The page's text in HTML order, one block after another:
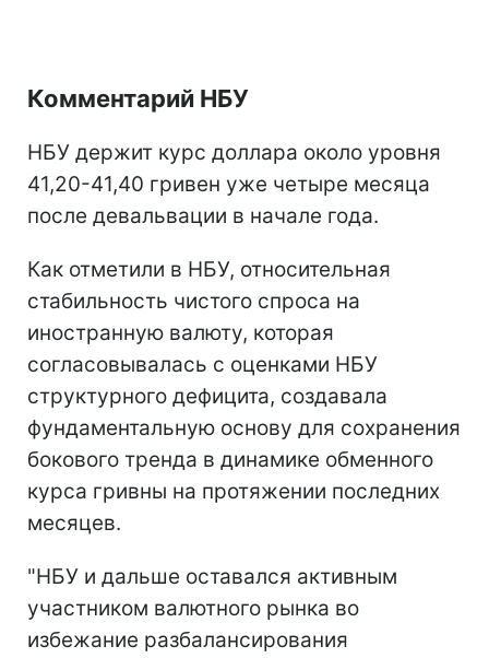
Комментарий НБУ
НБУ держит курс доллара около уровня
41,20-41,40 гривен уже четыре месяца
после девальвации в начале года.
Как отметили в НБУ, относительная
стабильность чистого спроса на
иностранную валюту, которая
согласовывалась с оценками НБУ
структурного дефицита, создавала
фундаментальную основу для сохранения
бокового тренда в динамике обменного
курса гривны на протяжении последних
месяцев.
"НБУ и дальше оставался активным
участником валютного рынка во
избежание разбалансирования